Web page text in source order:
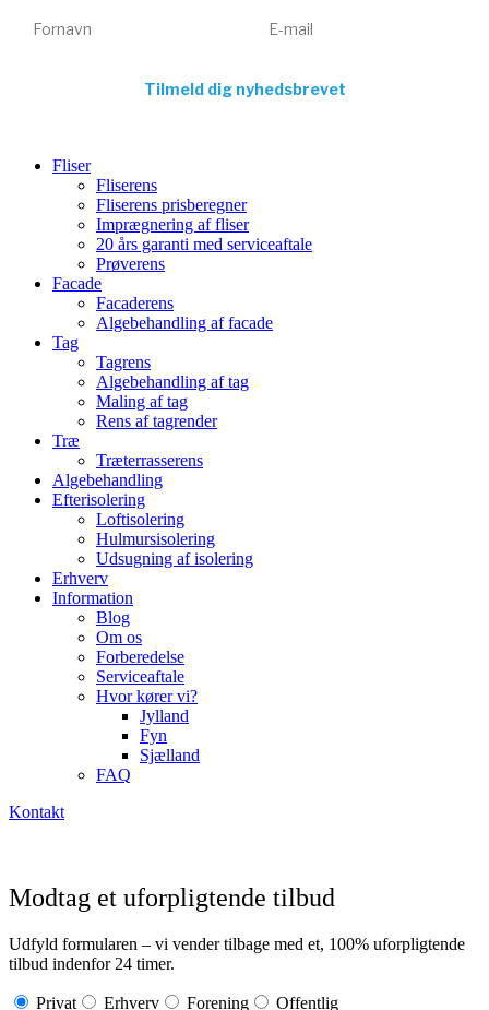
Tilmeld dig nyhedsbrevet
Fliser
Fliserens
Fliserens prisberegner
Imprægnering af fliser
20 års garanti med serviceaftale
Prøverens
Facade
Facaderens
Algebehandling af facade
Tag
Tagrens
Algebehandling af tag
Maling af tag
Rens af tagrender
Træ
Træterrasserens
Algebehandling
Efterisolering
Loftisolering
Hulmursisolering
Udsugning af isolering
Erhverv
Information
Blog
Om os
Forberedelse
Serviceaftale
Hvor kører vi?
Jylland
Fyn
Sjælland
FAQ
Kontakt
Modtag et uforpligtende tilbud
Udfyld formularen – vi vender tilbage med et, 100% uforpligtende
tilbud indenfor 24 timer.
Privat Erhverv Forening Offentlig